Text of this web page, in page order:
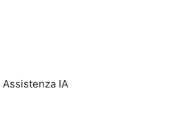
Assistenza IA